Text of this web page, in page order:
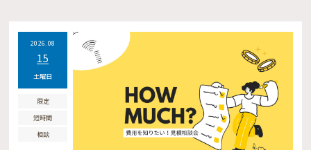
2026.08
15
土曜日
限定
短時間
相談